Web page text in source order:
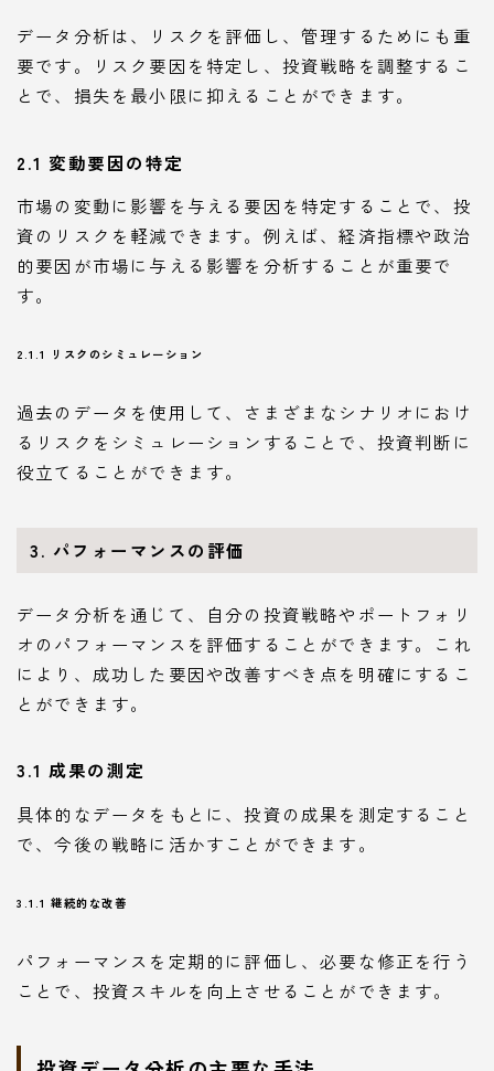
データ分析は、リスクを評価し、管理するためにも重
要です。リスク要因を特定し、投資戦略を調整するこ
とで、損失を最小限に抑えることができます。
2.1 変動要因の特定
市場の変動に影響を与える要因を特定することで、投
資のリスクを軽減できます。例えば、経済指標や政治
的要因が市場に与える影響を分析することが重要で
す。
2.1.1 リスクのシミュレーション
過去のデータを使用して、さまざまなシナリオにおけ
るリスクをシミュレーションすることで、投資判断に
役立てることができます。
3. パフォーマンスの評価
データ分析を通じて、自分の投資戦略やポートフォリ
オのパフォーマンスを評価することができます。これ
により、成功した要因や改善すべき点を明確にするこ
とができます。
3.1 成果の測定
具体的なデータをもとに、投資の成果を測定すること
で、今後の戦略に活かすことができます。
3.1.1 継続的な改善
パフォーマンスを定期的に評価し、必要な修正を行う
ことで、投資スキルを向上させることができます。